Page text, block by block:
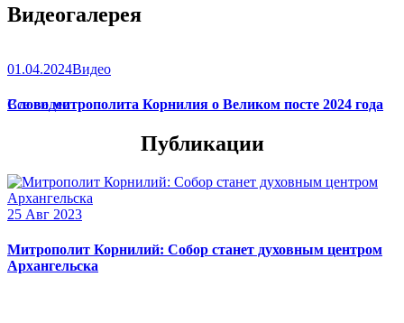
Видеогалерея
01.04.2024Видео
Слово митрополита Корнилия о Великом посте 2024 года
Все видео
Публикации
25 Авг 2023
Митрополит Корнилий: Собор станет духовным центром
Архангельска